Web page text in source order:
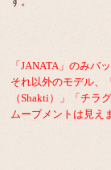
「JANATA」のみバ
それ以外のモデル、
（Shakti）」「チラ
ムーブメントは見え